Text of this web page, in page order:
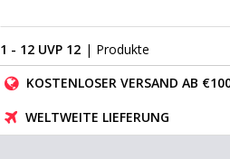
1 - 12 UVP 12 | Produkte
KOSTENLOSER VERSAND AB
WELTWEITE LIEFERUNG